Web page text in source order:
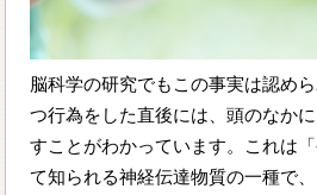
脳科学の研究でもこの事実は認め
つ行為をした直後には、頭のなか
すことがわかっています。これは
て知られる神経伝達物質の一種で